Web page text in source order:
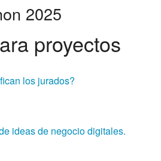
2025
proyectos
los jurados?
ideas de negocio digitales.